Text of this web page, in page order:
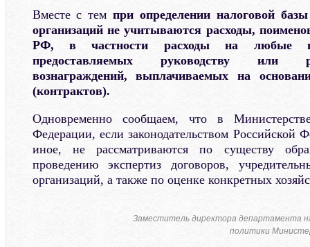
Вместе с темпри определении налоговой
организаций не учитываются расходы,
РФ, в частности расходы на любые
предоставляемых руководству или
вознаграждений, выплачиваемых на
(контрактов).
Одновременно сообщаем, что в
Федерации, если законодательством Российской
иное, не рассматриваются по существу
проведению экспертиз договоров,
организаций, а также по оценке конкретных
Заместитель директора департамента
политики